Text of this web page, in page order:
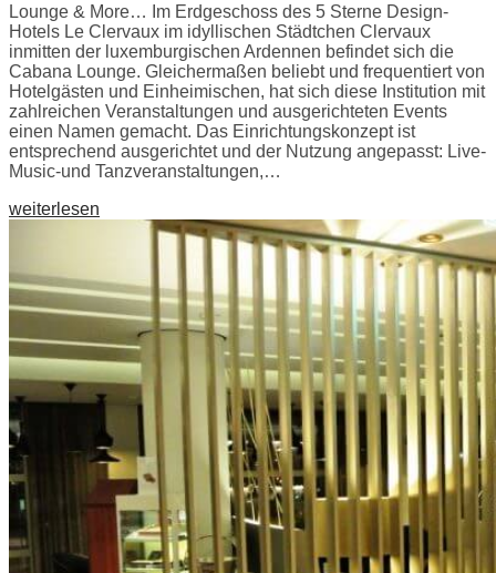
Lounge & More… Im Erdgeschoss des 5 Sterne Design-
Hotels Le Clervaux im idyllischen Städtchen Clervaux
inmitten der luxemburgischen Ardennen befindet sich die
Cabana Lounge. Gleichermaßen beliebt und frequentiert von
Hotelgästen und Einheimischen, hat sich diese Institution mit
zahlreichen Veranstaltungen und ausgerichteten Events
einen Namen gemacht. Das Einrichtungskonzept ist
entsprechend ausgerichtet und der Nutzung angepasst: Live-
Music-und Tanzveranstaltungen,…
weiterlesen